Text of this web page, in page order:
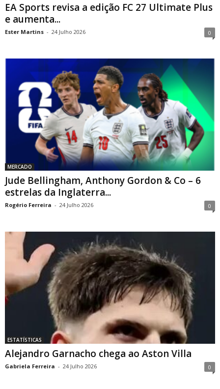
EA Sports revisa a edição FC 27 Ultimate Plus
e aumenta...
Ester Martins - 24 Julho 2026 0
MERCADO
Jude Bellingham, Anthony Gordon & Co – 6
estrelas da Inglaterra...
Rogério Ferreira - 24 Julho 2026 0
ESTATÍSTICAS
Alejandro Garnacho chega ao Aston Villa
Gabriela Ferreira - 24 Julho 2026 0